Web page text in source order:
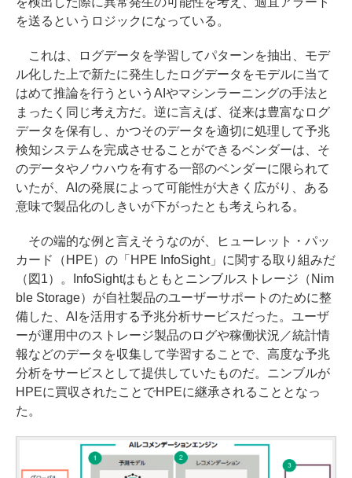
を送るというロジックになっている。
これは、ログデータを学習してパターンを抽出、モデ
ル化した上で新たに発生したログデータをモデルに当て
はめて推論を行うというAIやマシンラーニングの手法と
まったく同じ考え方だ。逆に言えば、従来は豊富なログ
データを保有し、かつそのデータを適切に処理して予兆
検知システムを完成させることができるベンダーは、そ
のデータやノウハウを有する一部のベンダーに限られて
いたが、AIの発展によって可能性が大きく広がり、ある
意味で製品化のしきいが下がったとも考えられる。
その端的な例と言えそうなのが、ヒューレット・パッ
カード（HPE）の「HPE InfoSight」に関する取り組みだ
（図1）。InfoSightはもともとニンブルストレージ（Nim
ble Storage）が自社製品のユーザーサポートのために整
備した、AIを活用する予兆分析サービスだった。ユーザ
ーが運用中のストレージ製品のログや稼働状況／統計情
報などのデータを収集して学習することで、高度な予兆
分析をサービスとして提供していたものだ。ニンブルが
HPEに買収されたことでHPEに継承されることとなっ
た。